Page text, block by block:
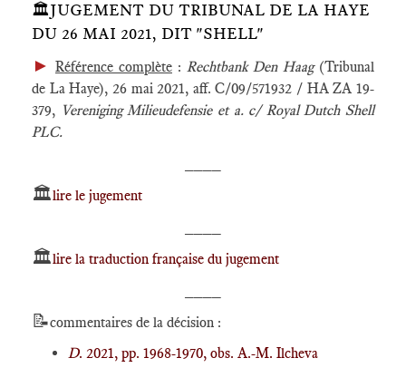
🏛️JUGEMENT DU TRIBUNAL DE LA HAYE
DU 26 MAI 2021, DIT "SHELL"
► Référence complète : Rechtbank Den Haag(Tribunal
de La Haye), 26 mai 2021, aff. C/09/571932 / HA ZA 19-
379, Vereniging Milieudefensie et a. c/ Royal Dutch Shell
PLC.
🏛️lire le jugement
🏛️lire la traduction française du jugement
📝commentaires de la décision :
D. 2021, pp. 1968-1970, obs. A.-M. Ilcheva